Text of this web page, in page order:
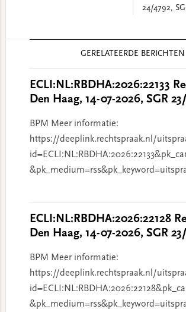
24/4792,
GERELATEERDE BERICHTEN
ECLI:NL:RBDHA:2026:22133
Den Haag, 14-07-2026, SGR
BPM Meer informatie:
https://deeplink.rechtspraak.nl/
ECLI:NL:RBDHA:2026:22128
Den Haag, 14-07-2026, SGR
BPM Meer informatie:
https://deeplink.rechtspraak.nl/